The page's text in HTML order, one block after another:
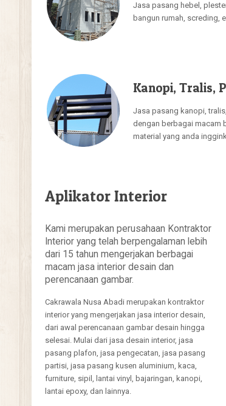
Jasa pasang hebel,
bangun rumah, screding,
Kanopi, Tralis,
Jasa pasang kanopi,
dengan berbagai macam
material yang anda
Aplikator Interior
Kami merupakan perusahaan Kontraktor
Interior yang telah berpengalaman lebih
dari 15 tahun mengerjakan berbagai
macam jasa interior desain dan
perencanaan gambar.
Cakrawala Nusa Abadi merupakan kontraktor
interior yang mengerjakan jasa interior desain,
dari awal perencanaan gambar desain hingga
selesai. Mulai dari jasa desain interior, jasa
pasang plafon, jasa pengecatan, jasa pasang
partisi, jasa pasang kusen aluminium, kaca,
furniture, sipil, lantai vinyl, bajaringan, kanopi,
lantai epoxy, dan lainnya.